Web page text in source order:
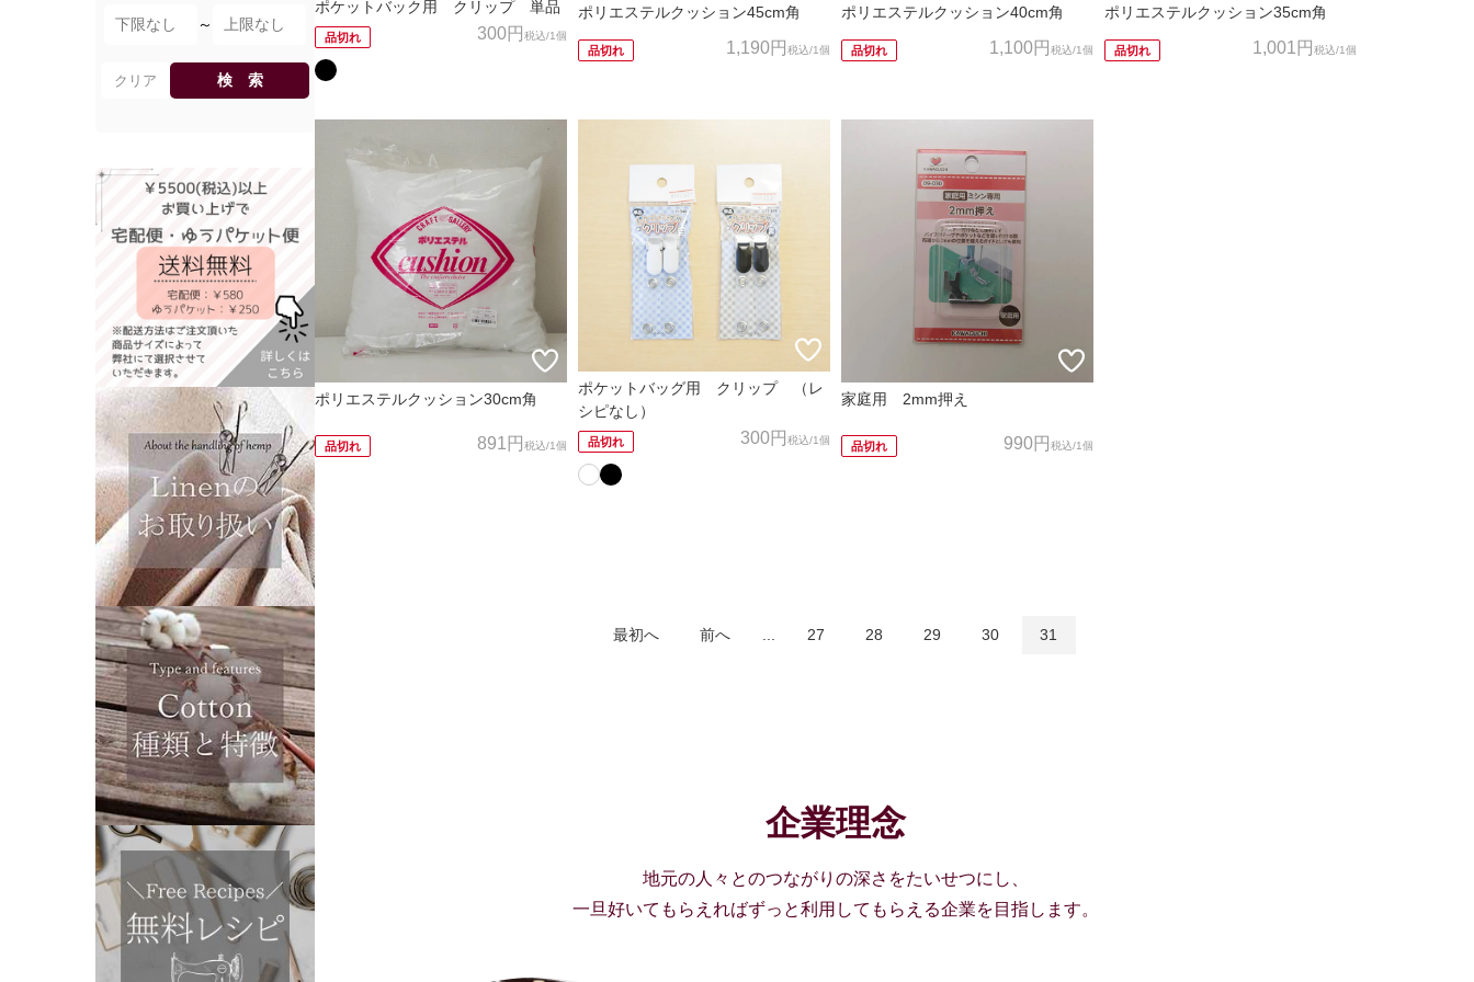
～
クリア 検 索
ポケットバック用 クリップ 単品
品切れ 300円 税込/1個
ポリエステルクッション45cm角
品切れ 1,190円 税込/1個
ポリエステルクッション40cm角
品切れ 1,100円 税込/1個
ポリエステルクッション35cm角
品切れ 1,001円 税込/1個
ポリエステルクッション30cm角
品切れ 891円 税込/1個
ポケットバッグ用 クリップ （レ
シピなし）
品切れ 300円 税込/1個
家庭用 2mm押え
品切れ 990円 税込/1個
最初へ 前へ 27 28 29 30 31
企業理念
地元の人々とのつながりの深さをたいせつにし、
一旦好いてもらえればずっと利用してもらえる企業を目指します。